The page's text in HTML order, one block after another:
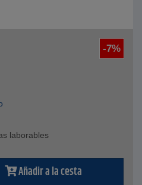
-7%
laborables
Añadir a la cesta